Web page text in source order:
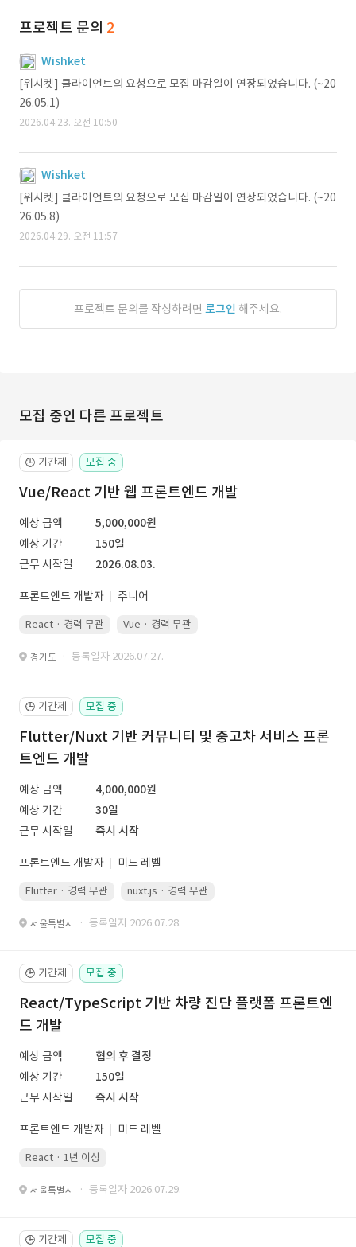
프로젝트 문의 2
Wishket
[위시켓] 클라이언트의 요청으로 모집 마감일이 연장되었습니다. (~20
26.05.1)
2026.04.23. 오전 10:50
Wishket
[위시켓] 클라이언트의 요청으로 모집 마감일이 연장되었습니다. (~20
26.05.8)
2026.04.29. 오전 11:57
프로젝트 문의를 작성하려면 로그인 해주세요.
모집 중인 다른 프로젝트
🕒 기간제 모집 중
Vue/React 기반 웹 프론트엔드 개발
예상 금액
5,000,000원
예상 기간
150일
근무 시작일
2026.08.03.
프론트엔드 개발자 주니어
React · 경력 무관 Vue · 경력 무관
경기도 · 등록일자 2026.07.27.
🕒 기간제 모집 중
Flutter/Nuxt 기반 커뮤니티 및 중고차 서비스 프론
트엔드 개발
예상 금액
4,000,000원
예상 기간
30일
근무 시작일
즉시 시작
프론트엔드 개발자 미드 레벨
Flutter · 경력 무관 nuxt.js · 경력 무관
서울특별시 · 등록일자 2026.07.28.
🕒 기간제 모집 중
React/TypeScript 기반 차량 진단 플랫폼 프론트엔
드 개발
예상 금액
협의 후 결정
예상 기간
150일
근무 시작일
즉시 시작
프론트엔드 개발자 미드 레벨
React · 1년 이상
서울특별시 · 등록일자 2026.07.29.
🕒 기간제 모집 중